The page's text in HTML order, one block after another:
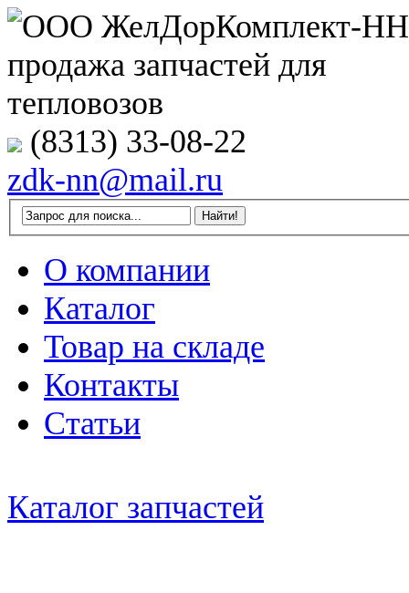
(8313) 33-08-22
zdk-nn@mail.ru
О компании
Каталог
Товар на складе
Контакты
Статьи
Каталог запчастей